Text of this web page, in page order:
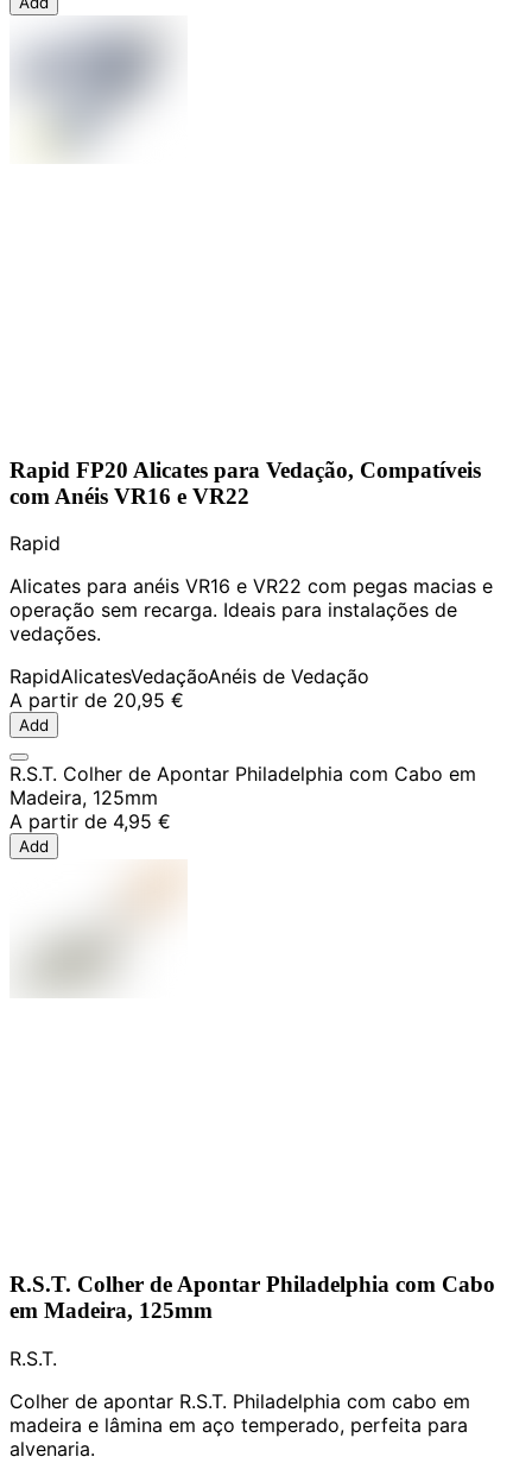
Rapid FP20 Alicates para Vedação, Compatíveis
com Anéis VR16 e VR22
Rapid
Alicates para anéis VR16 e VR22 com pegas macias e
operação sem recarga. Ideais para instalações de
vedações.
RapidAlicatesVedaçãoAnéis de Vedação
A partir de 20,95 €
Add
R.S.T. Colher de Apontar Philadelphia com Cabo em
Madeira, 125mm
A partir de 4,95 €
Add
R.S.T. Colher de Apontar Philadelphia com Cabo
em Madeira, 125mm
R.S.T.
Colher de apontar R.S.T. Philadelphia com cabo em
madeira e lâmina em aço temperado, perfeita para
alvenaria.